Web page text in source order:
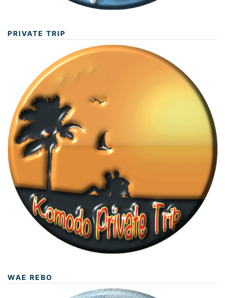
PRIVATE TRIP
WAE REBO